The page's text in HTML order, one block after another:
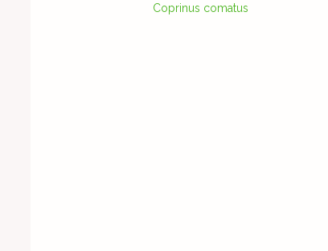
Coprinus comatus